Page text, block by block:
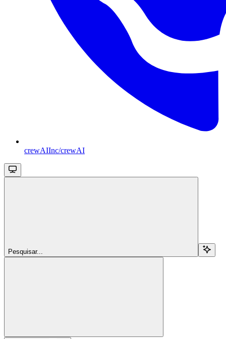
crewAIInc/crewAI
Pesquisar...